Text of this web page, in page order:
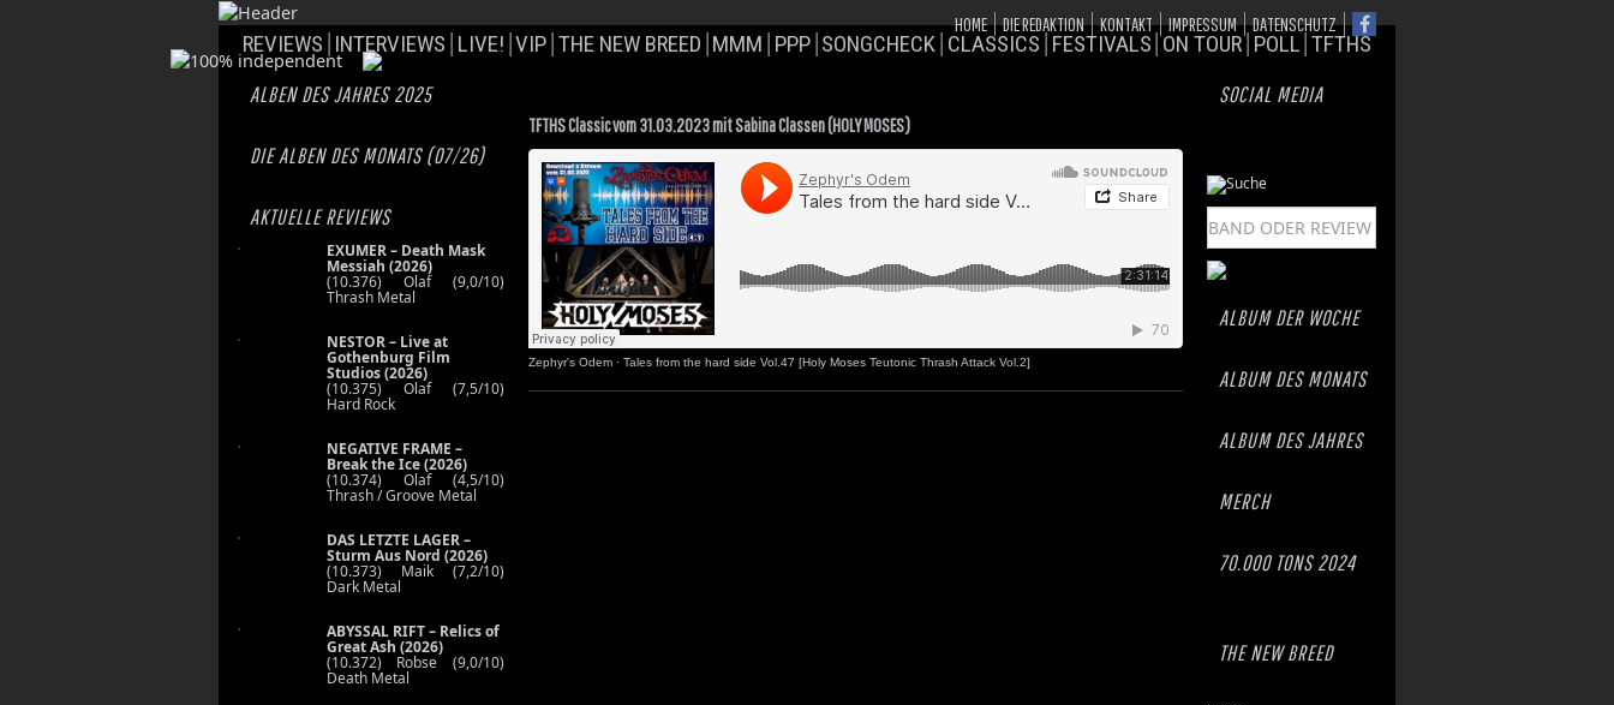
HOME DIE REDAKTION KONTAKT IMPRESSUM DATENSCHUTZ
REVIEWS INTERVIEWS LIVE! VIP THE NEW BREED MMM PPP SONGCHECK CLASSICS FESTIVALS ON TOUR POLL TFTHS
ALBEN DES JAHRES 2025
DIE ALBEN DES MONATS (07/26)
AKTUELLE REVIEWS
EXUMER – Death Mask
Messiah (2026)
(10.376) Olaf (9,0/10)
Thrash Metal
NESTOR – Live at
Gothenburg Film
Studios (2026)
(10.375) Olaf (7,5/10)
Hard Rock
NEGATIVE FRAME –
Break the Ice (2026)
(10.374) Olaf (4,5/10)
Thrash / Groove Metal
DAS LETZTE LAGER –
Sturm Aus Nord (2026)
(10.373) Maik (7,2/10)
Dark Metal
ABYSSAL RIFT – Relics of
Great Ash (2026)
(10.372) Robse (9,0/10)
Death Metal
TFTHS Classic vom 31.03.2023 mit Sabina Classen (HOLY MOSES)
Zephyr's Odem · Tales from the hard side Vol.47 [Holy Moses Teutonic Thrash Attack Vol.2]
SOCIAL MEDIA
ALBUM DER WOCHE
ALBUM DES MONATS
ALBUM DES JAHRES
MERCH
70.000 TONS 2024
THE NEW BREED